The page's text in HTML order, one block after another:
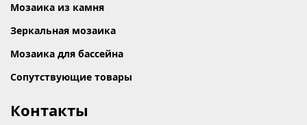
Мозаика из камня
Зеркальная мозаика
Мозаика для бассейна
Сопутствующие товары
Контакты